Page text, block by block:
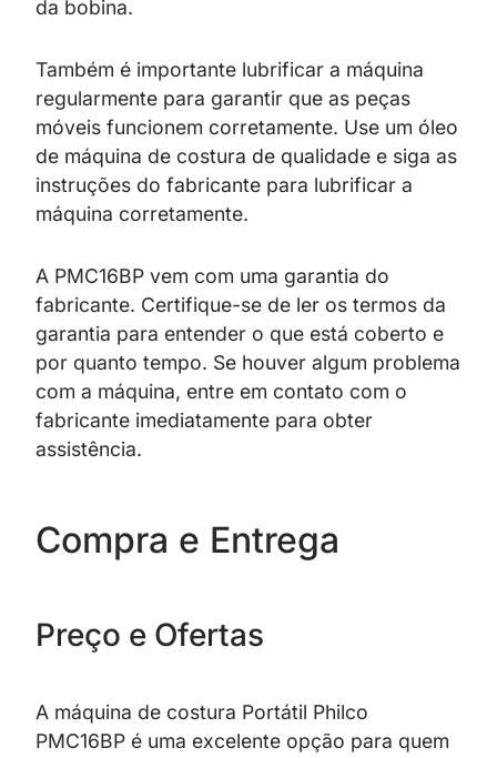
da bobina.
Também é importante lubrificar a máquina
regularmente para garantir que as peças
móveis funcionem corretamente. Use um óleo
de máquina de costura de qualidade e siga as
instruções do fabricante para lubrificar a
máquina corretamente.
A PMC16BP vem com uma garantia do
fabricante. Certifique-se de ler os termos da
garantia para entender o que está coberto e
por quanto tempo. Se houver algum problema
com a máquina, entre em contato com o
fabricante imediatamente para obter
assistência.
Compra e Entrega
Preço e Ofertas
A máquina de costura Portátil Philco
PMC16BP é uma excelente opção para quem